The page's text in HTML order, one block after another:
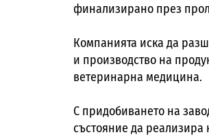
финализирано през
Компанията иска да
и производство на
ветеринарна медицина.
С придобиването на
състояние да реализира